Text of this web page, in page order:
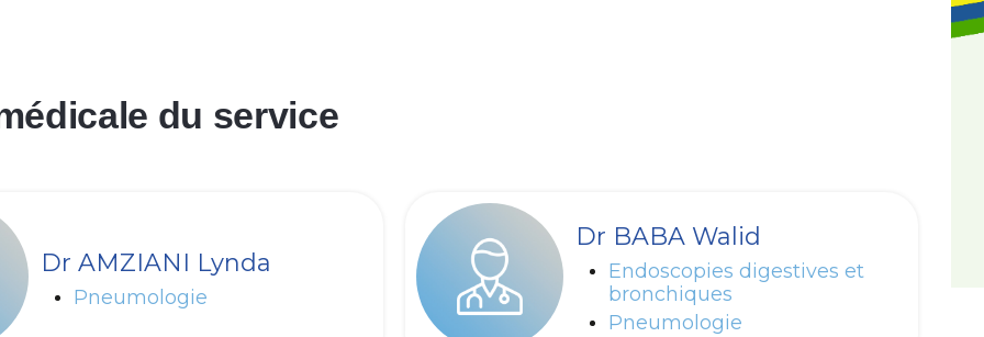
du service
Dr AMZIANI Lynda
Pneumologie
Dr BABA Walid
Endoscopies digestives et
bronchiques
Pneumologie